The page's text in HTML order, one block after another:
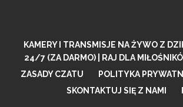
KAMERY I TRANSMISJE NA ŻYWO Z
24/7 (ZA DARMO) | RAJ DLA
ZASADY CZATU
POLITYKA
SKONTAKTUJ SIĘ Z NAMI